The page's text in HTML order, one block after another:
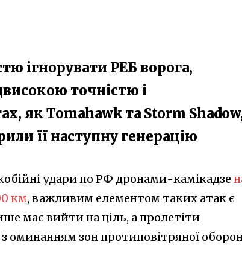
ігнорувати РЕБ ворога,
точністю і
як Tomahawk та Storm
її наступну генерацію
удари по РФ дронами-камікадзе
км, важливим елементом таких атак є
має вийти на ціль, а пролетіти
оминанням зон протиповітряної